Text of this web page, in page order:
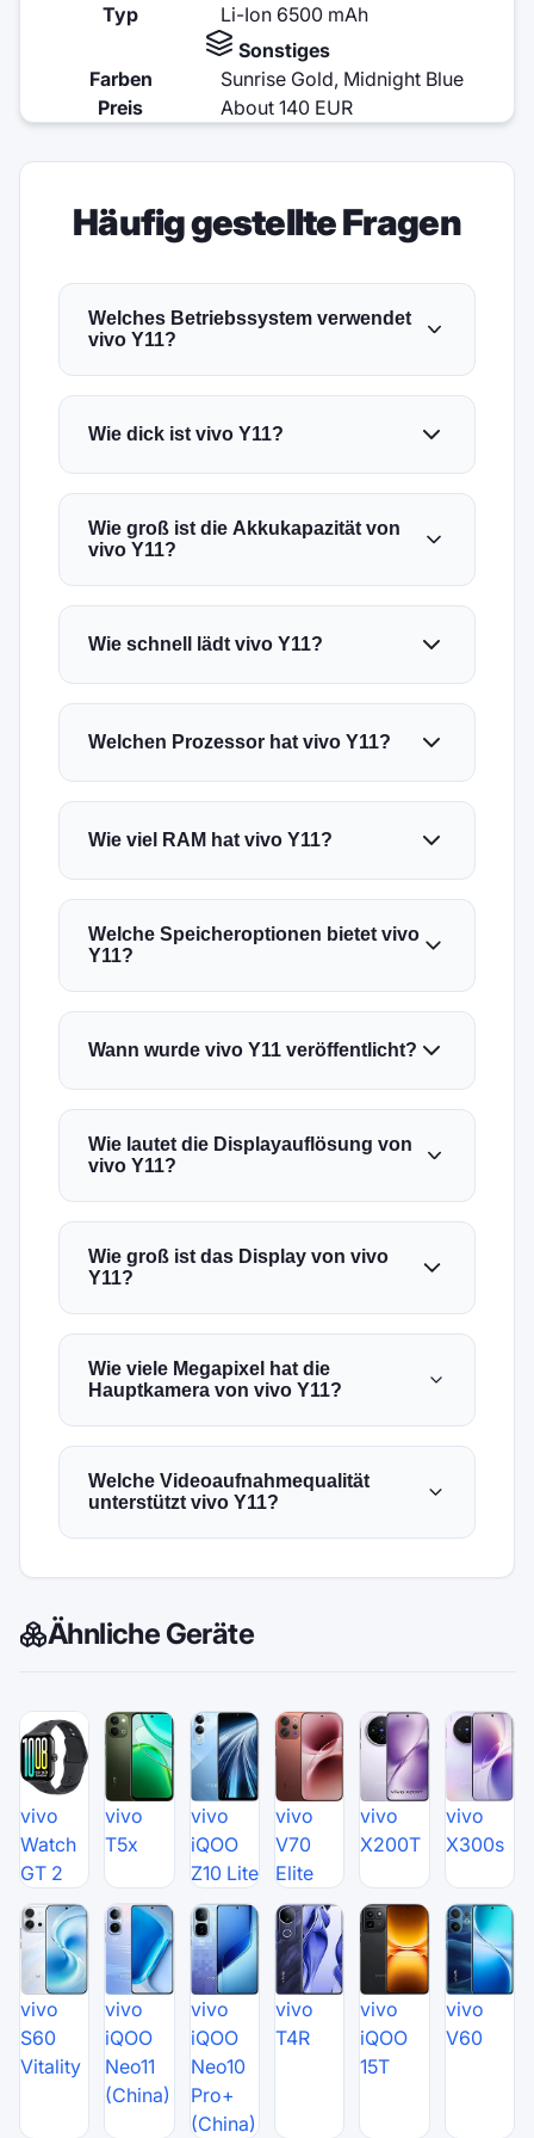
Typ
Li-Ion 6500 mAh
Sonstiges
Farben
Sunrise Gold, Midnight Blue
Preis
About 140 EUR
Häufig gestellte Fragen
Welches Betriebssystem verwendet
vivo Y11?
Wie dick ist vivo Y11?
Wie groß ist die Akkukapazität von
vivo Y11?
Wie schnell lädt vivo Y11?
Welchen Prozessor hat vivo Y11?
Wie viel RAM hat vivo Y11?
Welche Speicheroptionen bietet vivo
Y11?
Wann wurde vivo Y11 veröffentlicht?
Wie lautet die Displayauflösung von
vivo Y11?
Wie groß ist das Display von vivo
Y11?
Wie viele Megapixel hat die
Hauptkamera von vivo Y11?
Welche Videoaufnahmequalität
unterstützt vivo Y11?
Ähnliche Geräte
vivo
Watch
GT 2
vivo
T5x
vivo
iQOO
Z10 Lite
vivo
V70
Elite
vivo
X200T
vivo
X300s
vivo
S60
Vitality
vivo
iQOO
Neo11
(China)
vivo
iQOO
Neo10
Pro+
(China)
vivo
T4R
vivo
iQOO
15T
vivo
V60